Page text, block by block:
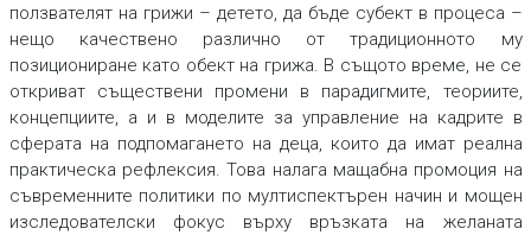
ползвателят на грижи – детето, да бъде субект в процеса –
нещо качествено различно от традиционното му
позициониране като обект на грижа. В същото време, не се
откриват съществени промени в парадигмите, теориите,
концепциите, а и в моделите за управление на кадрите в
сферата на подпомагането на деца, които да имат реална
практическа рефлексия. Това налага мащабна промоция на
съвременните политики по мултиспектърен начин и мощен
изследователски фокус върху връзката на желаната